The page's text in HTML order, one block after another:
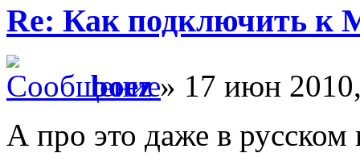
Re: Как подключить к
boez» 17 июн
А про это даже в русском